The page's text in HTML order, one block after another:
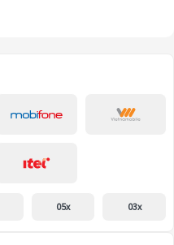
05x 03x